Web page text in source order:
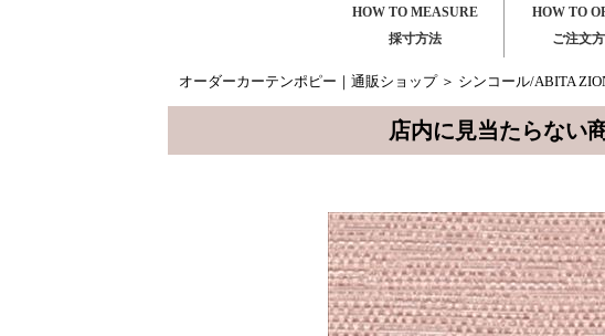
HOW TO MEASURE
採寸方法
HOW TO
ご注文
オーダーカーテンポピー｜通販ショップ＞ シンコール/ABITA
店内に見当たらない